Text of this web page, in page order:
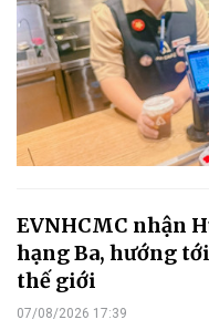
EVNHCMC nhận
hạng Ba, hướng
thế giới
07/08/2026 17:39